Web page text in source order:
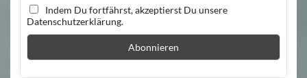
Indem Du fortfährst, akzeptierst Du unsere
Datenschutzerklärung.